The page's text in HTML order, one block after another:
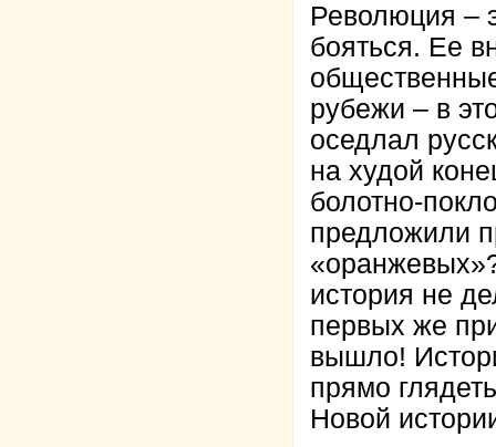
Революция –
бояться. Ее
рубежи – в
оседлал
на худой
болотно-
предложили
история не
первых же
вышло!
прямо
Новой